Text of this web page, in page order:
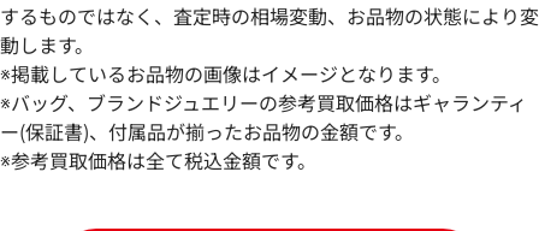
ルイヴィトン フローラグラム ピアス イヤ
リング
参考買取価格
40,000円
ルイヴィトン ア
ス イヤリング
参考買取価格
するものではなく、査定時の相場変動、お品物の状態により変
動します。
※掲載しているお品物の画像はイメージとなります。
※バッグ、ブランドジュエリーの参考買取価格はギャランティ
ー(保証書)、付属品が揃ったお品物の金額です。
※参考買取価格は全て税込金額です。